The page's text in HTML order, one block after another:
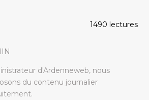
1490 lectures
d'Ardenneweb, nous
du contenu journalier